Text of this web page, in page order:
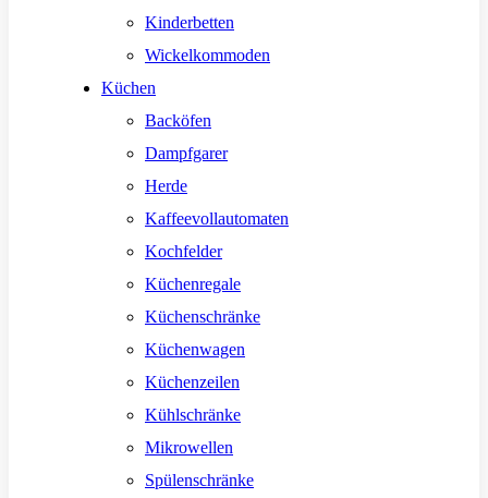
Kinderbetten
Wickelkommoden
Küchen
Backöfen
Dampfgarer
Herde
Kaffeevollautomaten
Kochfelder
Küchenregale
Küchenschränke
Küchenwagen
Küchenzeilen
Kühlschränke
Mikrowellen
Spülenschränke